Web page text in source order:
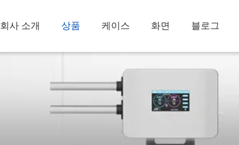
회사 소개 상품 케이스 화면 블로그